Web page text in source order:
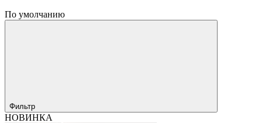
По умолчанию
Фильтр
НОВИНКА